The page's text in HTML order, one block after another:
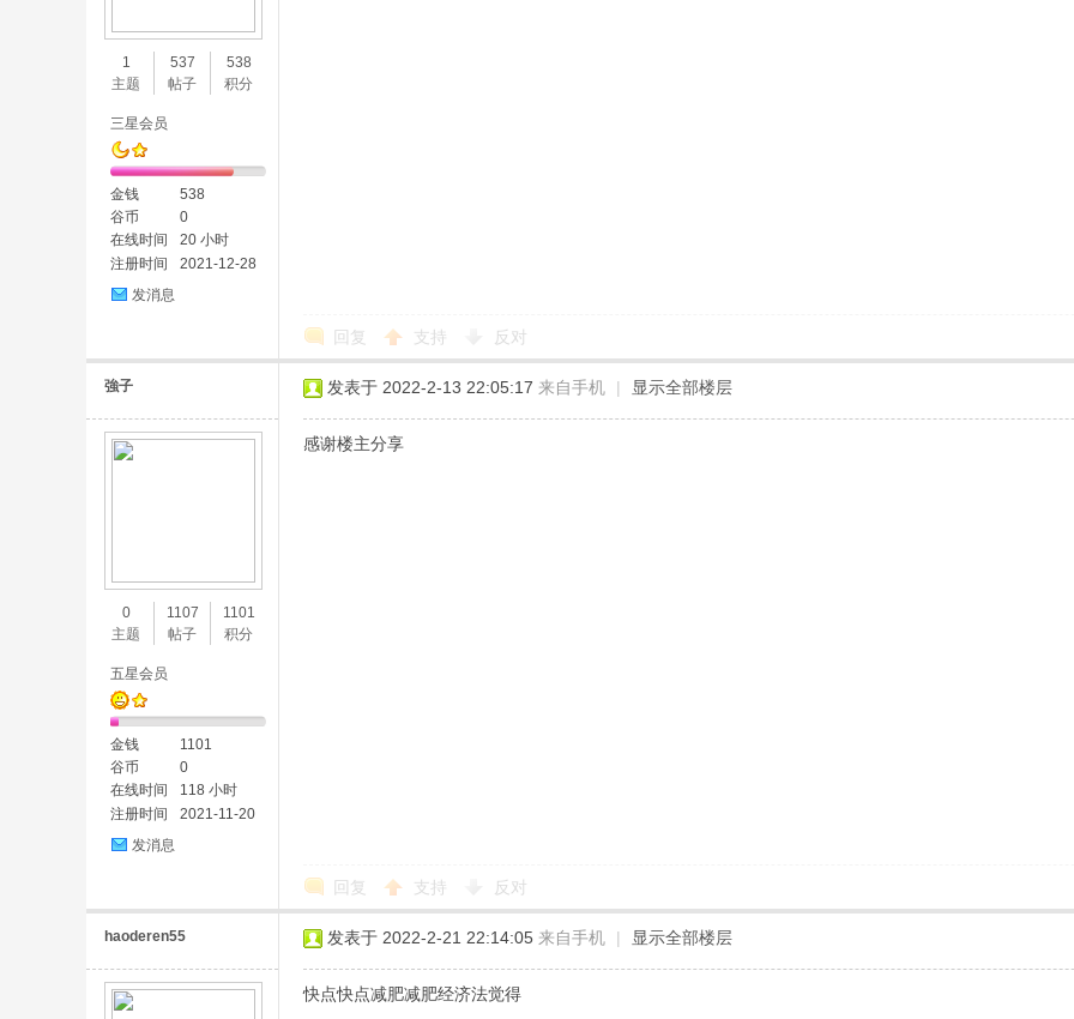
1
主题
537
帖子
538
积分
三星会员
金钱
538
谷币
0
在线时间
20 小时
注册时间
2021-12-28
发消息
回复 支持 反对
強子
0
主题
1107
帖子
1101
积分
五星会员
金钱
1101
谷币
0
在线时间
118 小时
注册时间
2021-11-20
发消息
发表于 2022-2-13 22:05:17 来自手机 | 显示全部楼层
感谢楼主分享
回复 支持 反对
haoderen55 发表于 2022-2-21 22:14:05 来自手机 | 显示全部楼层
快点快点减肥减肥经济法觉得